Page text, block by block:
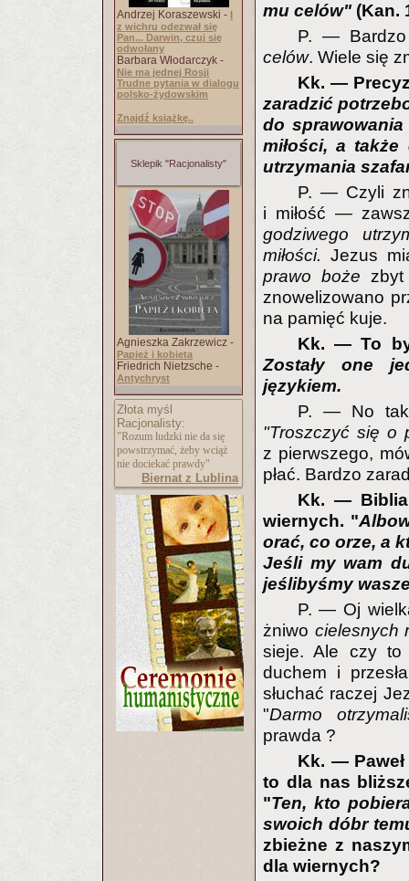
Andrzej Koraszewski - I
z wichru odezwał się
Pan... Darwin, czuj się
odwołany
Barbara Włodarczyk -
Nie ma jednej Rosji
Trudne pytania w dialogu
polsko-żydowskim
Znajdź książkę..
Sklepik "Racjonalisty"
Agnieszka Zakrzewicz -
Papież i kobieta
Friedrich Nietzsche -
Antychryst
Złota myśl
Racjonalisty:
"Rozum ludzki nie da się
powstrzymać, żeby wciąż
nie dociekać prawdy"
Biernat z Lublina
mu celów" (Kan.
P. —
celów. Wiele się
Kk. —
zaradzić
do
miłości, a
utrzymania
P. — Czyli
i miłość —
godziwego
miłości. Jezus
prawo boże zbyt
znowelizowano
na pamięć kuje.
Kk. — To
Zostały one
językiem.
P. — No
"Troszczyć się o
z pierwszego,
płać. Bardzo
Kk. — Biblia
wiernych. "
orać, co orze, a
Jeśli my wam
jeślibyśmy
P. — Oj
żniwo cielesnych
sieje. Ale czy to
duchem i
słuchać raczej
"Darmo
prawda ?
Kk. —
to dla nas
"Ten, kto
swoich dóbr
zbieżne z
dla wiernych?